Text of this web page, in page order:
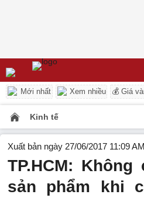
Mới nhất Xem nhiều 💰 Giá
Kinh tế
Xuất bản ngày 27/06/2017 11:09 AM
TP.HCM:
sản phẩm khi